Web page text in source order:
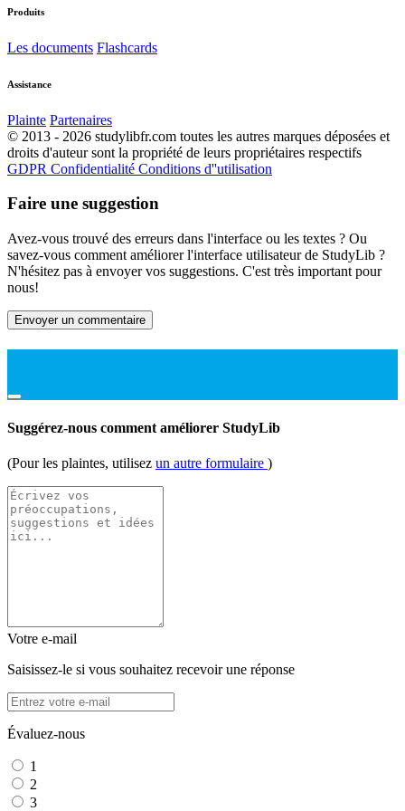
Produits
Les documents Flashcards
Assistance
Plainte Partenaires
© 2013 - 2026 studylibfr.com toutes les autres marques déposées et
droits d'auteur sont la propriété de leurs propriétaires respectifs
GDPR Confidentialité Conditions d''utilisation
Faire une suggestion
Avez-vous trouvé des erreurs dans l'interface ou les textes ? Ou
savez-vous comment améliorer l'interface utilisateur de StudyLib ?
N'hésitez pas à envoyer vos suggestions. C'est très important pour
nous!
Envoyer un commentaire
Suggérez-nous comment améliorer StudyLib
(Pour les plaintes, utilisez un autre formulaire )
Votre e-mail
Saisissez-le si vous souhaitez recevoir une réponse
Évaluez-nous
1
2
3